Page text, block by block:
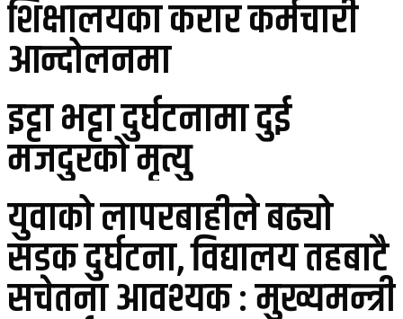
शिक्षालयका करार कर्मचारी
आन्दोलनमा
इट्टा भट्टा दुर्घटनामा दुई
मजदुरको मृत्यु
युवाको लापरबाहीले बढ्यो
सडक दुर्घटना, विद्यालय तहबाटै
सचेतना आवश्यक : मुख्यमन्त्री